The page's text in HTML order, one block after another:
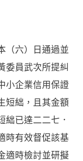
（六）日通過並
委員武次所提糾
小企業信用保證
短絀，且其金額
絀已達二二七．
時有效督促該基
適時檢討並研擬